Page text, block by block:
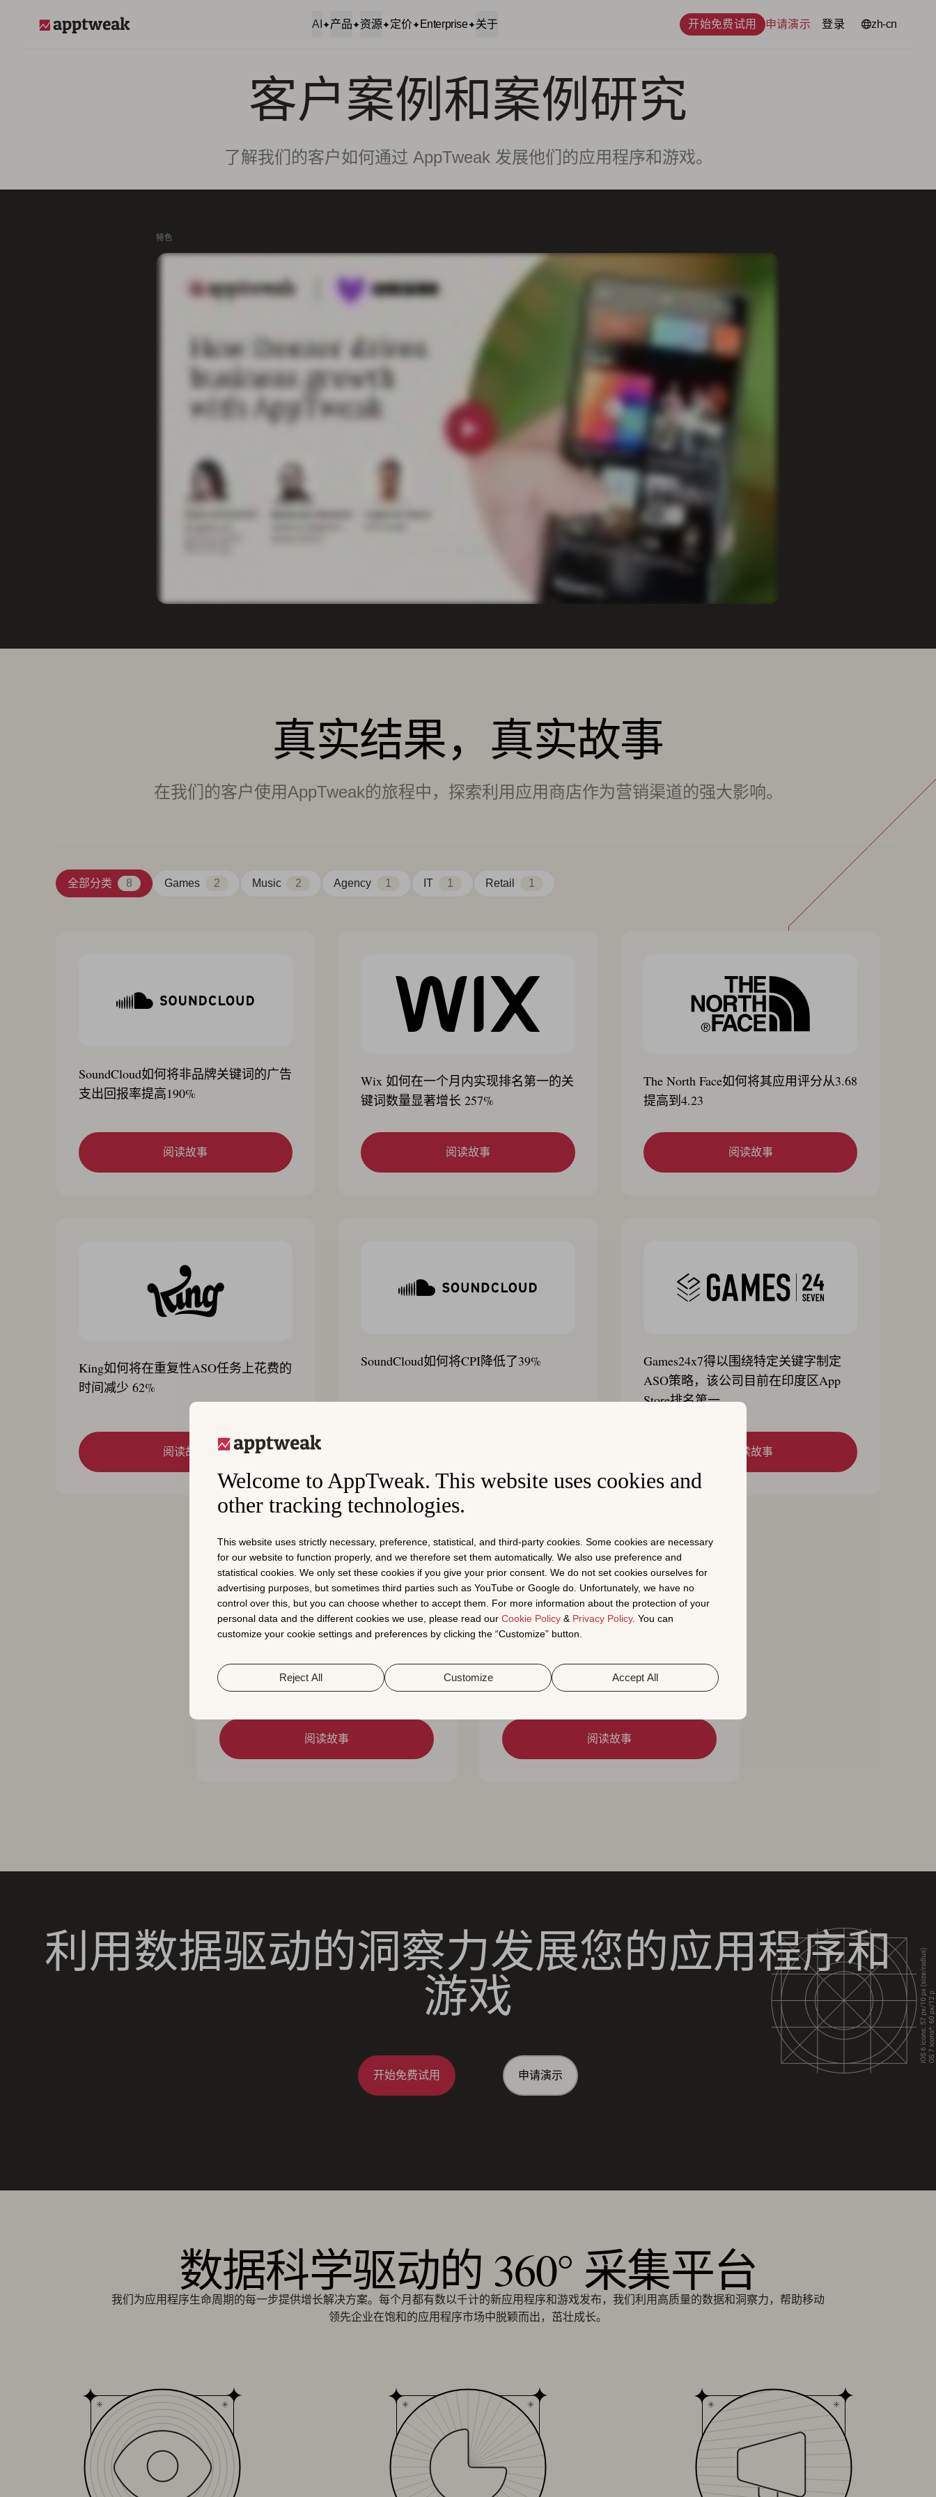
Welcome to AppTweak. This website uses cookies and
other tracking technologies.
This website uses strictly necessary, preference, statistical, and third-party cookies. Some cookies are necessary
for our website to function properly, and we therefore set them automatically. We also use preference and
statistical cookies. We only set these cookies if you give your prior consent. We do not set cookies ourselves for
advertising purposes, but sometimes third parties such as YouTube or Google do. Unfortunately, we have no
control over this, but you can choose whether to accept them. For more information about the protection of your
personal data and the different cookies we use, please read our Cookie Policy & Privacy Policy. You can
customize your cookie settings and preferences by clicking the “Customize” button.
Reject All Customize Accept All
AI 产品 资源 定价 Enterprise 关于 开始免费试用 申请演示 登录 语言zh-cn
客户案例和案例研究
了解我们的客户如何通过 AppTweak 发展他们的应用程序和游戏。
特色
真实结果，真实故事
在我们的客户使用AppTweak的旅程中，探索利用应用商店作为营销渠道的强大影响。
全部分类 8 Games 2 Music 2 Agency 1 IT 1 Retail 1
SoundCloud如何将非品牌关键词的广告
支出回报率提高190%
阅读故事
Wix 如何在一个月内实现排名第一的关
键词数量显著增长 257%
阅读故事
The North Face如何将其应用评分从3.68
提高到4.23
阅读故事
King如何将在重复性ASO任务上花费的
时间减少 62%
阅读故事
SoundCloud如何将CPI降低了39%
Games24x7得以围绕特定关键字制定
ASO策略，该公司目前在印度区App
Store排名第一。
阅读故事
SuperScale如何通过ASO将Google Play
上的自然下载量增加了450%以上
阅读故事
Vinted如何增加排名前十的关键字数量
阅读故事
利用数据驱动的洞察力发展您的应用程序和
游戏
开始免费试用 申请演示
数据科学驱动的 360° 采集平台
我们为应用程序生命周期的每一步提供增长解决方案。每个月都有数以千计的新应用程序和游戏发布，我们利用高质量的数据和洞察力，帮助移动
领先企业在饱和的应用程序市场中脱颖而出，茁壮成长。